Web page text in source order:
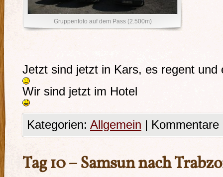
Gruppenfoto auf dem Pass (2.500m)
Jetzt sind jetzt in Kars, es regent und
Wir sind jetzt im Hotel
Kategorien: Allgemein |
Tag 10 – Samsun nach